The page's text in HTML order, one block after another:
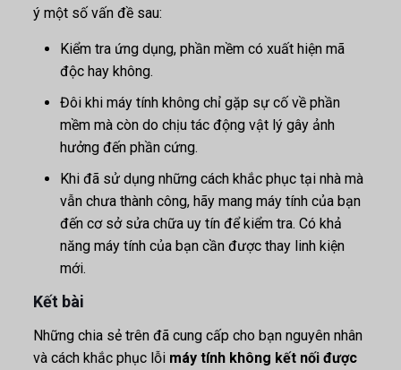
ý một số vấn đề sau:
Kiểm tra ứng dụng, phần mềm có xuất hiện mã
độc hay không.
Đôi khi máy tính không chỉ gặp sự cố về phần
mềm mà còn do chịu tác động vật lý gây ảnh
hưởng đến phần cứng.
Khi đã sử dụng những cách khắc phục tại nhà mà
vẫn chưa thành công, hãy mang máy tính của bạn
đến cơ sở sửa chữa uy tín để kiểm tra. Có khả
năng máy tính của bạn cần được thay linh kiện
mới.
Kết bài
Những chia sẻ trên đã cung cấp cho bạn nguyên nhân
và cách khắc phục lỗi máy tính không kết nối được